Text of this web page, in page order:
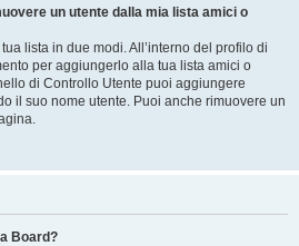
un utente dalla mia lista amici o
lista in due modi. All’interno del profilo di
per aggiungerlo alla tua lista amici o
di Controllo Utente puoi aggiungere
il suo nome utente. Puoi anche rimuovere un
Board?